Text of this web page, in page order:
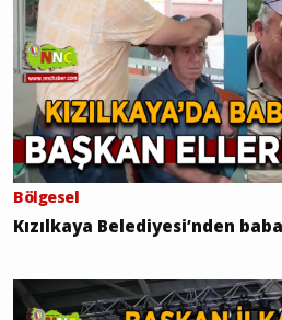
Bölgesel
Kızılkaya Belediyesi’nden